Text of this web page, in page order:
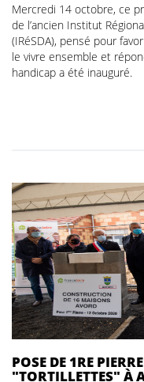
Mercredi 14 octobre, ce
de l’ancien Institut
(IRéSDA), pensé pour
le vivre ensemble et
handicap a été inauguré.
POSE DE 1RE
"TORTILLETTES" À